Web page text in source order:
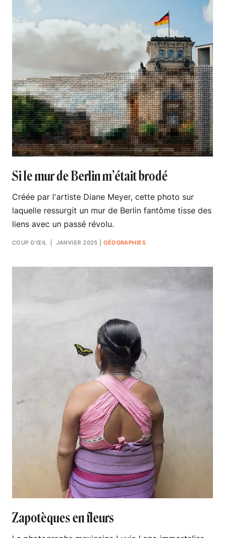
Si le mur de Berlin m’était brodé
Créée par l'artiste Diane Meyer, cette photo sur
laquelle ressurgit un mur de Berlin fantôme tisse des
liens avec un passé révolu.
COUP D’ŒIL | JANVIER 2025 |GÉOGRAPHIES
Zapotèques en fleurs